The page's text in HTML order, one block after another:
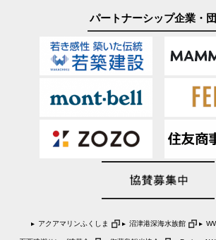
パートナーシップ企業・
アクアマリンふくしま 沼津港深海水族館